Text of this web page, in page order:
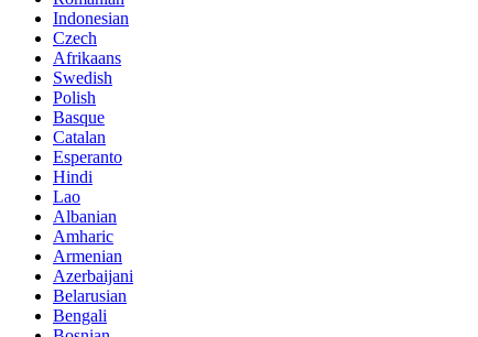
Indonesian
Czech
Afrikaans
Swedish
Polish
Basque
Catalan
Esperanto
Hindi
Lao
Albanian
Amharic
Armenian
Azerbaijani
Belarusian
Bengali